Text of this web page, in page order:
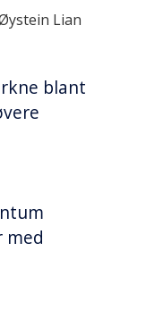
Lian
blant
med